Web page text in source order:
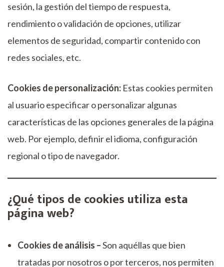
sesión, la gestión del tiempo de respuesta,
rendimiento o validación de opciones, utilizar
elementos de seguridad, compartir contenido con
redes sociales, etc.
Cookies de personalización: Estas cookies permiten
al usuario especificar o personalizar algunas
características de las opciones generales de la página
web. Por ejemplo, definir el idioma, configuración
regional o tipo de navegador.
¿Qué tipos de cookies utiliza esta
página web?
Cookies de análisis –Son aquéllas que bien
tratadas por nosotros o por terceros, nos permiten